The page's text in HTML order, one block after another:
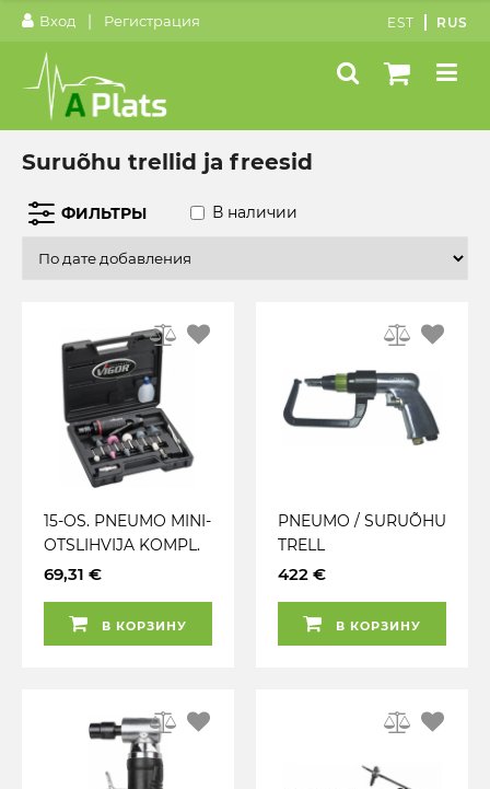
Вход | Регистрация EST RUS
Suruõhu trellid ja freesid
ФИЛЬТРЫ В наличии
15-OS. PNEUMO MINI-
OTSLIHVIJA KOMPL.
3MM / 6MM
69,31 €
В КОРЗИНУ
PNEUMO / SURUÕHU
TRELL
KEEVITUSPUNKTILE
1600RPM JBM
422 €
В КОРЗИНУ